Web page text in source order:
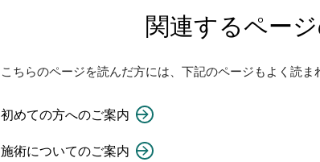
関連するペー
こちらのページを読んだ方には、下記のページもよく読
初めての方へのご案内
施術についてのご案内